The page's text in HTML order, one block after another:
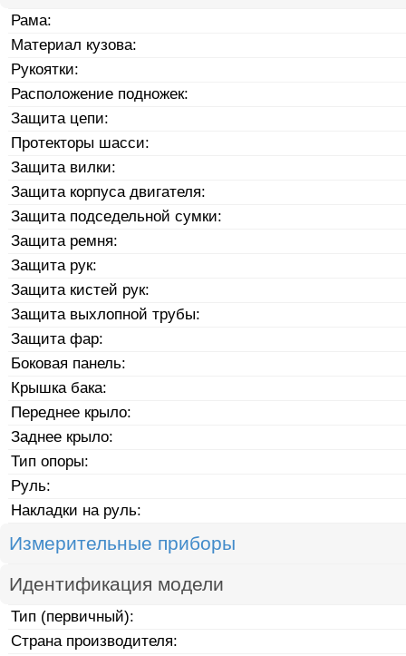
Рама:
Материал кузова:
Рукоятки:
Расположение подножек:
Защита цепи:
Протекторы шасси:
Защита вилки:
Защита корпуса двигателя:
Защита подседельной сумки:
Защита ремня:
Защита рук:
Защита кистей рук:
Защита выхлопной трубы:
Защита фар:
Боковая панель:
Крышка бака:
Переднее крыло:
Заднее крыло:
Тип опоры:
Руль:
Накладки на руль:
Измерительные приборы
Идентификация модели
Тип (первичный):
Страна производителя: